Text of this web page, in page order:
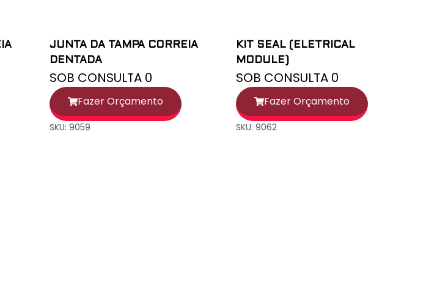
JUNTA DA TAMPA CORREIA
DENTADA
SOB CONSULTA 0
Fazer Orçamento
SKU: 9059
KIT SEAL (ELETRICAL
MODULE)
SOB CONSULTA 0
Fazer Orçamento
SKU: 9062